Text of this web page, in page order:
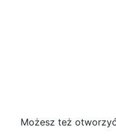
Możesz też